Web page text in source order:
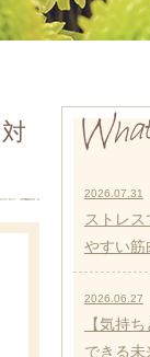
2026.07.31
ストレス
やすい筋
2026.06.27
【気持
できる未